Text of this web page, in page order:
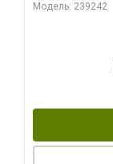
Модель: 239242